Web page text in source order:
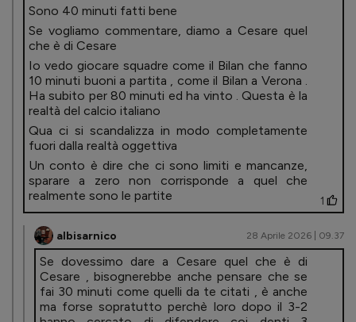
Sono 40 minuti fatti bene
Se vogliamo commentare, diamo a Cesare quel
che è di Cesare
Io vedo giocare squadre come il Bilan che fanno
10 minuti buoni a partita , come il Bilan a Verona .
Ha subito per 80 minuti ed ha vinto . Questa è la
realtà del calcio italiano
Qua ci si scandalizza in modo completamente
fuori dalla realtà oggettiva
Un conto è dire che ci sono limiti e mancanze,
sparare a zero non corrisponde a quel che
realmente sono le partite
1
albisarnico 28 Aprile 2026 | 09.37
Se dovessimo dare a Cesare quel che è di
Cesare , bisognerebbe anche pensare che se
fai 30 minuti come quelli da te citati , è anche
ma forse sopratutto perchè loro dopo il 3-2